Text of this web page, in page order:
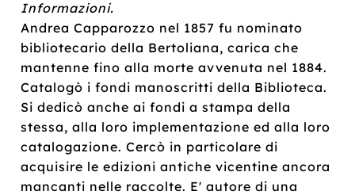
Informazioni.
Andrea Capparozzo nel 1857 fu nominato
bibliotecario della Bertoliana, carica che
mantenne fino alla morte avvenuta nel 1884.
Catalogò i fondi manoscritti della Biblioteca.
Si dedicò anche ai fondi a stampa della
stessa, alla loro implementazione ed alla loro
catalogazione. Cercò in particolare di
acquisire le edizioni antiche vicentine ancora
mancanti nelle raccolte. E' autore di una